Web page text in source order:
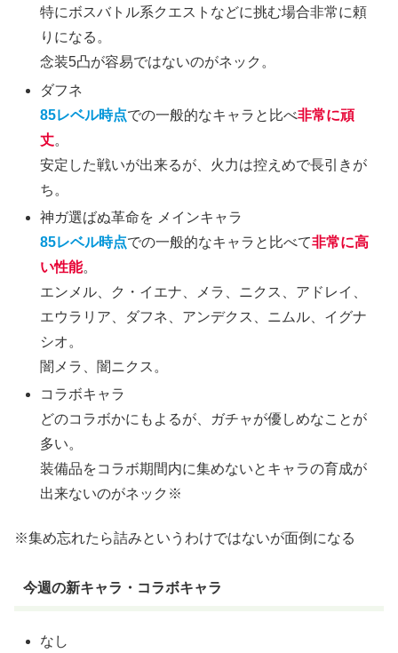
特にボスバトル系クエストなどに挑む場合非常に頼
りになる。
念装5凸が容易ではないのがネック。
ダフネ
85レベル時点での一般的なキャラと比べ非常に頑
丈。
安定した戦いが出来るが、火力は控えめで長引きが
ち。
神ガ選ばぬ革命を メインキャラ
85レベル時点での一般的なキャラと比べて非常に高
い性能。
エンメル、ク・イエナ、メラ、ニクス、アドレイ、
エウラリア、ダフネ、アンデクス、ニムル、イグナ
シオ。
闇メラ、闇ニクス。
コラボキャラ
どのコラボかにもよるが、ガチャが優しめなことが
多い。
装備品をコラボ期間内に集めないとキャラの育成が
出来ないのがネック※
※集め忘れたら詰みというわけではないが面倒になる
今週の新キャラ・コラボキャラ
なし